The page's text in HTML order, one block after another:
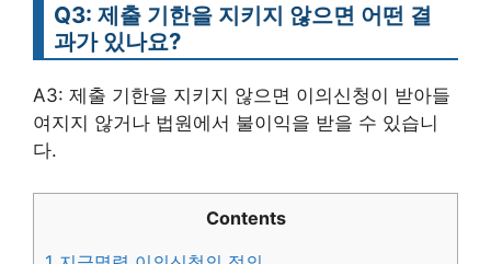
Q3: 제출 기한을 지키지 않으면 어떤 결
과가 있나요?
A3: 제출 기한을 지키지 않으면 이의신청이 받아들
여지지 않거나 법원에서 불이익을 받을 수 있습니
다.
Contents